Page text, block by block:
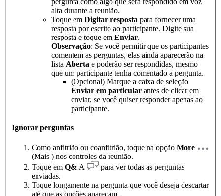
pergunta como algo que será respondido em voz
alta durante a reunião.
Toque em Digitar resposta para fornecer uma
resposta por escrito ao participante. Digite sua
resposta e toque em Enviar.
Observação: Se você permitir que os participantes
comentem as perguntas, elas ainda aparecerão na
lista Aberta e poderão ser respondidas, mesmo
que um participante tenha comentado a pergunta.
(Opcional) Marque a caixa de seleção
Enviar em particular antes de clicar em
enviar, se você quiser responder apenas ao
participante.
Ignorar perguntas
Como anfitrião ou coanfitrião, toque na opção More
(Mais ) nos controles da reunião.
Toque em Q& A
para ver todas as perguntas
enviadas.
Toque longamente na pergunta que você deseja descartar
até que as opções apareçam.